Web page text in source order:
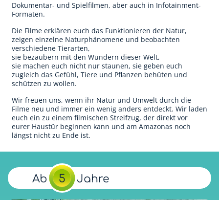
Presse
Kontakt
Impressum
Datenschutzerklärung
Dokumentar- und Spielfilmen, aber auch in Infotainment-
Formaten.
Die Filme erklären euch das Funktionieren der Natur,
zeigen einzelne Naturphänomene und beobachten
verschiedene Tierarten,
sie bezaubern mit den Wundern dieser Welt,
sie machen euch nicht nur staunen, sie geben euch
zugleich das Gefühl, Tiere und Pflanzen behüten und
schützen zu wollen.
Wir freuen uns, wenn ihr Natur und Umwelt durch die
Filme neu und immer ein wenig anders entdeckt. Wir laden
euch ein zu einem filmischen Streifzug, der direkt vor
eurer Haustür beginnen kann und am Amazonas noch
längst nicht zu Ende ist.
Ab 5 Jahre